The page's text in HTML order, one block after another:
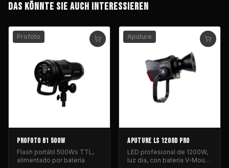
DAS KÖNNTE SIE AUCH INTERESSIEREN
Profoto
PROFOTO B1 500W
Flash portátil 500Ws TTL,
alimentado por batería
Aputure
APUTURE LS 1200D PRO
LED profesional de 1200W,
luz día, con batería V-Mount